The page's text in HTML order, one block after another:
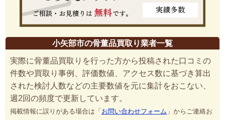
小矢部市の骨董品買取り業者一覧
実際に骨董品買取りを行った方から投稿された口コミの
件数や買取り事例、評価数値、アクセス数に基づき算出
された検討人数などの主要数値を元に集計をおこない、
週2回の頻度で更新しています。
掲載情報に誤りがある場合は「 お問い合わせフォーム 」からご連絡お